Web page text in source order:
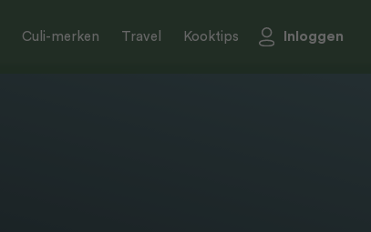
Culi-merken Travel Kooktips Inloggen